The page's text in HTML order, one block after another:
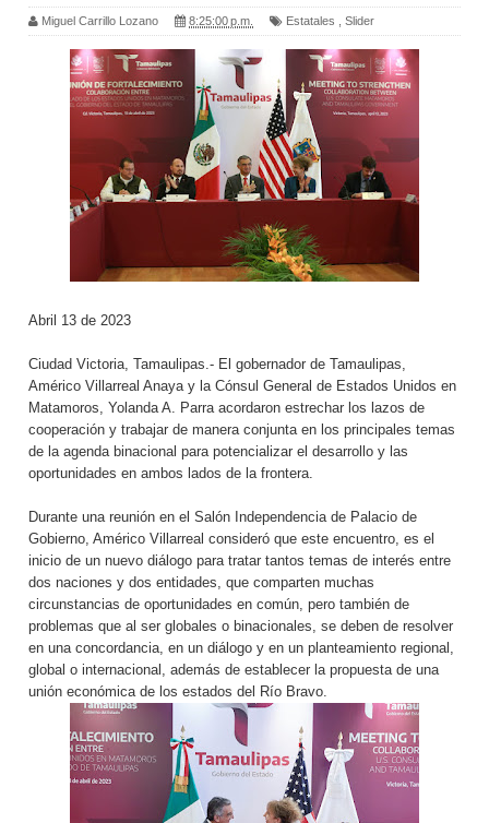
Miguel Carrillo Lozano 8:25:00 p.m. Estatales Slider
Abril 13 de 2023
Ciudad Victoria, Tamaulipas.- El gobernador de Tamaulipas,
Américo Villarreal Anaya y la Cónsul General de Estados Unidos en
Matamoros, Yolanda A. Parra acordaron estrechar los lazos de
cooperación y trabajar de manera conjunta en los principales temas
de la agenda binacional para potencializar el desarrollo y las
oportunidades en ambos lados de la frontera.
Durante una reunión en el Salón Independencia de Palacio de
Gobierno, Américo Villarreal consideró que este encuentro, es el
inicio de un nuevo diálogo para tratar tantos temas de interés entre
dos naciones y dos entidades, que comparten muchas
circunstancias de oportunidades en común, pero también de
problemas que al ser globales o binacionales, se deben de resolver
en una concordancia, en un diálogo y en un planteamiento regional,
global o internacional, además de establecer la propuesta de una
unión económica de los estados del Río Bravo.